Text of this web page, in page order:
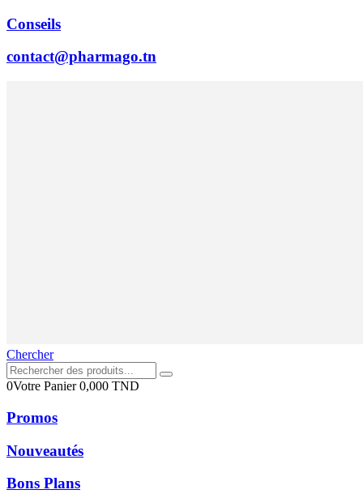
Conseils
contact@pharmago.tn
Chercher
0Votre Panier0,000 TND
Promos
Nouveautés
Bons Plans